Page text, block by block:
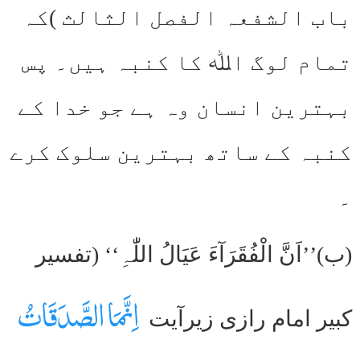
باب الشفعہ الفصل الثالث )کہ
تمام لوگ اﷲ کا کنبہ ہیں۔ پس
بہترین انسان وہ ہے جو خدا کے
کنبہ کے ساتھ بہترین سلوک کرے
۔
(ب)’’اَنَّ الْفُقَرَآءَ عَیَالُ اللّٰہِ‘‘ (تفسیر
کبیر امام رازی زیرآیت اِنَّمَا الصَّدَقَاتُ